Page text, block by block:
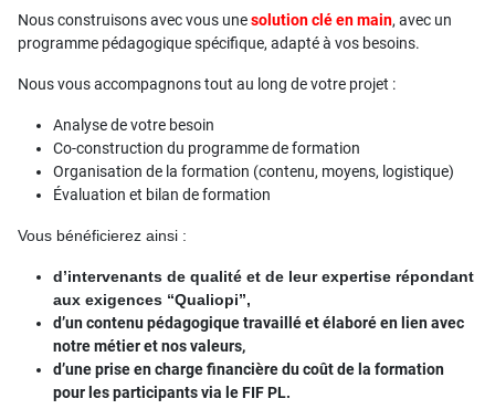
Nous construisons avec vous unesolution clé en main, avec un
programme pédagogique spécifique, adapté à vos besoins.
Nous vous accompagnons tout au long de votre projet :
Analyse de votre besoin
Co-construction du programme de formation
Organisation de la formation (contenu, moyens, logistique)
Évaluation et bilan de formation
Vous bénéficierez ainsi :
d’intervenants de qualité et de leur expertise répondant
aux exigences “Qualiopi”,
d’un contenu pédagogique travaillé et élaboré en lien avec
notre métier et nos valeurs,
d’une prise en charge financière du coût de la formation
pour les participants via le FIF PL.